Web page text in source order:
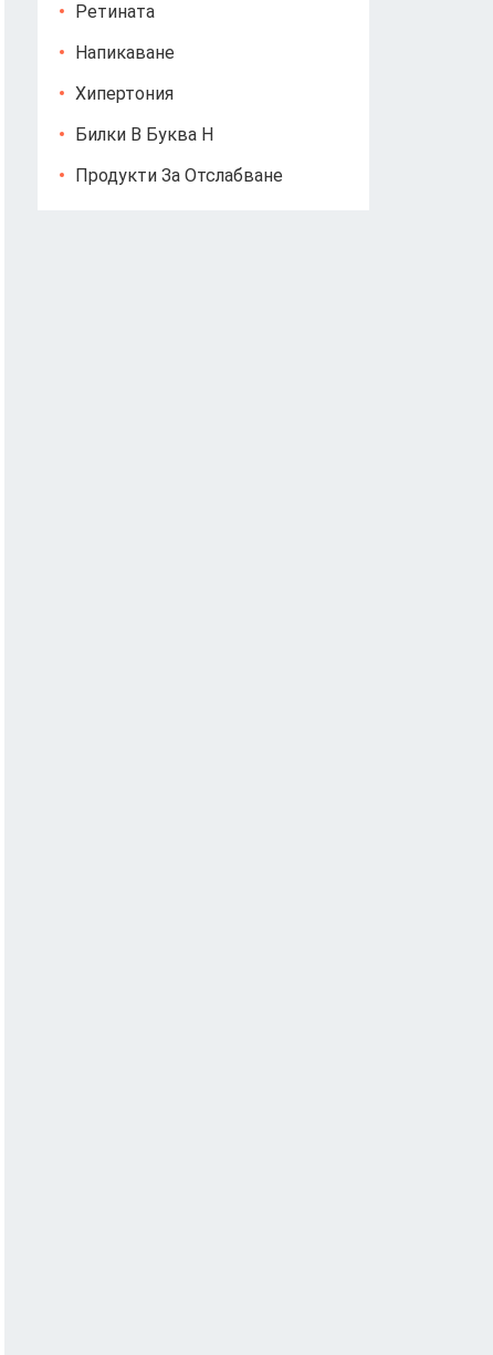
Ретината
Напикаване
Хипертония
Билки В Буква Н
Продукти За Отслабване